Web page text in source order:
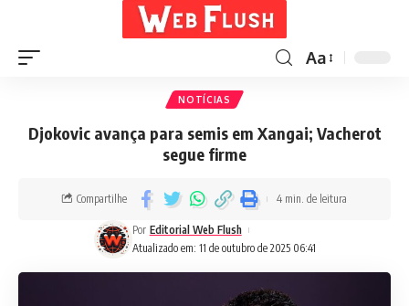
Aa
NOTÍCIAS
Djokovic avança para semis em Xangai; Vacherot
segue firme
Atualizado em: 11 de outubro de 2025 06:41
Por Editorial Web Flush
Compartilhe 4 min. de leitura